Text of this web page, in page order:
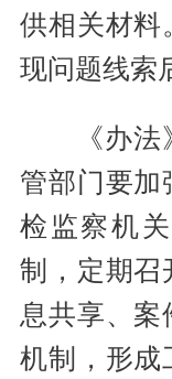
供相关材料
现问题线索
《办法》
管部门要加
检监察机
制，定期召
息共享、案
机制，形成